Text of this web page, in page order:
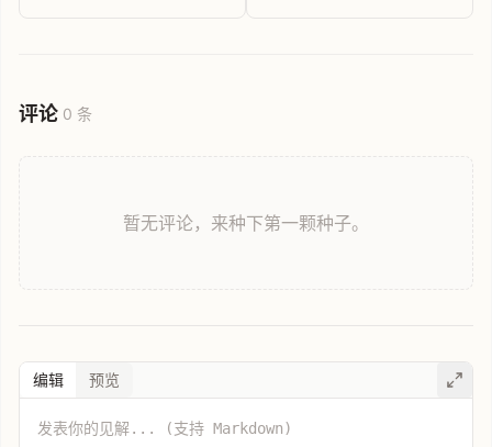
评论 0 条
暂无评论，来种下第一颗种子。
编辑 预览